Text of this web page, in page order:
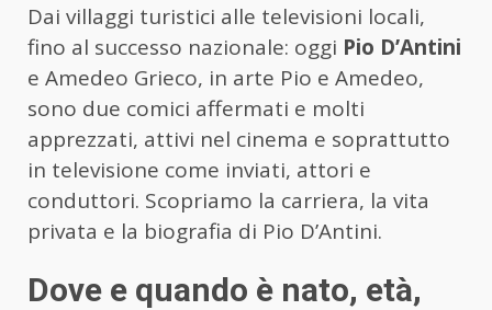
Dai villaggi turistici alle televisioni locali,
fino al successo nazionale: oggi Pio D’Antini
e Amedeo Grieco, in arte Pio e Amedeo,
sono due comici affermati e molti
apprezzati, attivi nel cinema e soprattutto
in televisione come inviati, attori e
conduttori. Scopriamo la carriera, la vita
privata e la biografia di Pio D’Antini.
Dove e quando è nato, età,